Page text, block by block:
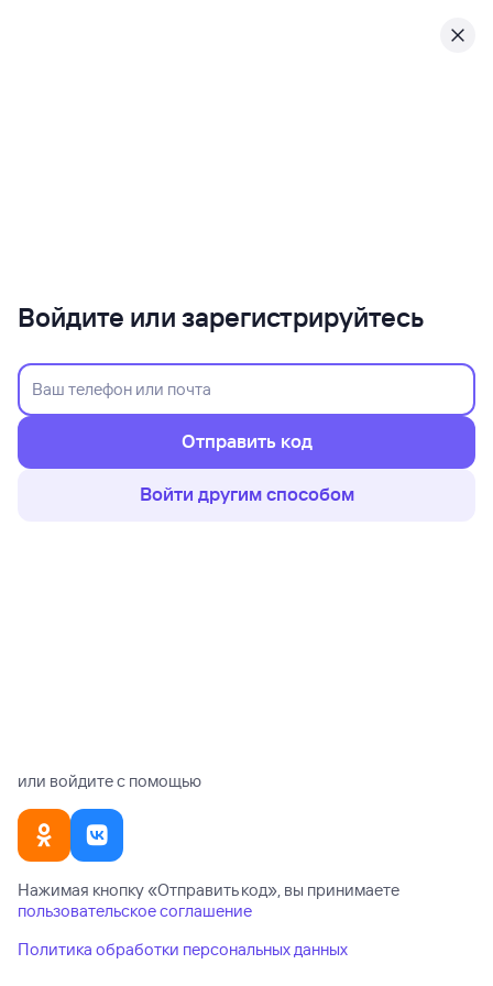
Войдите или зарегистрируйтесь
Отправить код
Войти другим способом
или войдите с помощью
Нажимая кнопку «Отправить код», вы принимаете
пользовательское соглашение
Политика обработки персональных данных